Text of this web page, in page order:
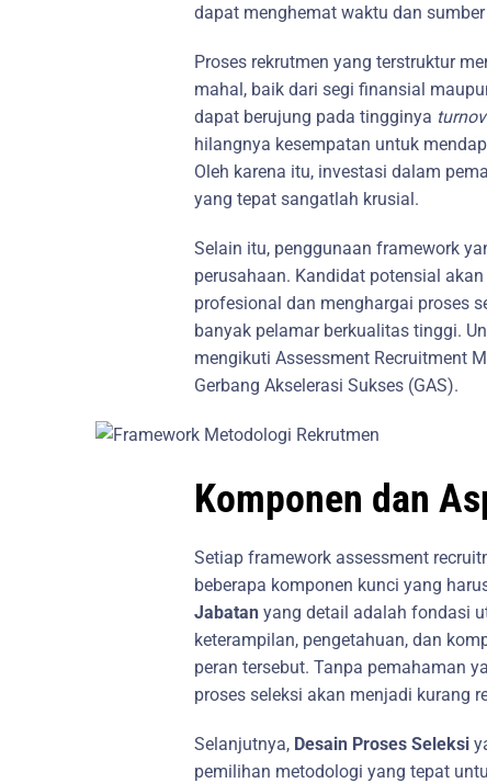
dapat menghemat waktu dan
Proses rekrutmen yang terstruktur
mahal, baik dari segi finansial
dapat berujung pada tingginya
hilangnya kesempatan untuk
Oleh karena itu, investasi dalam
yang tepat sangatlah krusial.
Selain itu, penggunaan framework
perusahaan. Kandidat potensial
profesional dan menghargai proses
banyak pelamar berkualitas tinggi.
mengikuti Assessment Recruitment
Gerbang Akselerasi Sukses (GAS).
Komponen dan
Setiap framework assessment
beberapa komponen kunci yang
Jabatan yang detail adalah fondasi
keterampilan, pengetahuan, dan
peran tersebut. Tanpa pemahaman
proses seleksi akan menjadi kurang
Selanjutnya, Desain Proses Seleksi
pemilihan metodologi yang tepat